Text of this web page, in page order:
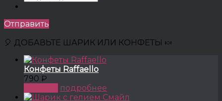
Отправить
🎈 ДОБАВЬТЕ ШАРИК ИЛИ КОНФЕТЫ 🍬
Конфеты Raffaello
790 ₽
подробнее